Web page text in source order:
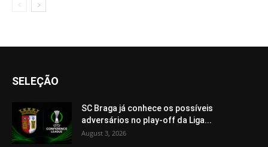
SELEÇÃO
SC Braga já conhece os possíveis
adversários no play-off da Liga...
August 3, 2026